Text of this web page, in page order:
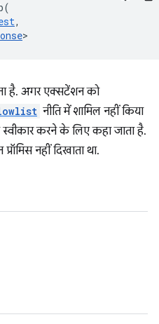
(
,
>
है. अगर एक्सटेंशन को
नीति में शामिल नहीं किया
स्वीकार करने के लिए कहा जाता है.
नहीं दिखाता था.